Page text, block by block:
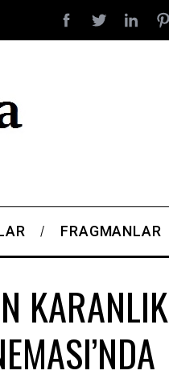
FRAGMANLAR
KARANLIK